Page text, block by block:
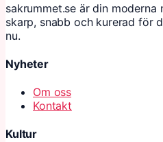
sakrummet.se är din
skarp, snabb och kurerad för
nu.
Nyheter
Om oss
Kontakt
Kultur